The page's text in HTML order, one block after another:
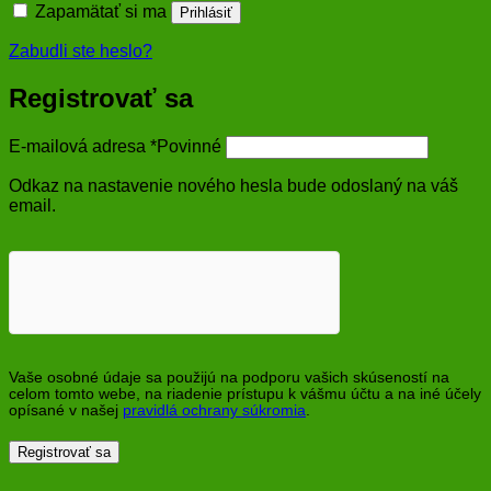
Zapamätať si ma Prihlásiť
Zabudli ste heslo?
Registrovať sa
E-mailová adresa *Povinné
Odkaz na nastavenie nového hesla bude odoslaný na váš
email.
Vaše osobné údaje sa použijú na podporu vašich skúseností na
celom tomto webe, na riadenie prístupu k vášmu účtu a na iné účely
opísané v našej pravidlá ochrany súkromia
Registrovať sa